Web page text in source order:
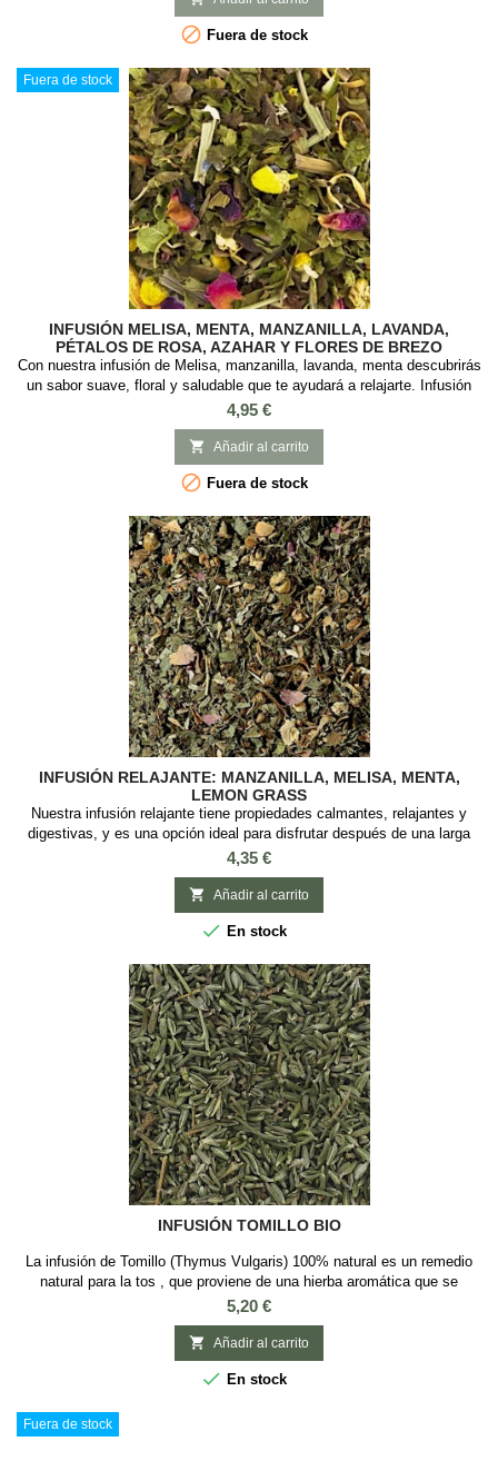
 Fuera de stock
Fuera de stock
INFUSIÓN MELISA, MENTA, MANZANILLA, LAVANDA,
PÉTALOS DE ROSA, AZAHAR Y FLORES DE BREZO
Con nuestra infusión de Melisa, manzanilla, lavanda, menta descubrirás
un sabor suave, floral y saludable que te ayudará a relajarte. Infusión
relajante de melisa con ingredientes naturales que te proporcionaran
momentos de calma. Sabor suave, floral y saludable, que te sentará
genial !. INGREDIENTES: Melisa, menta, hojas de mora, hierba de
limón, flores...
Precio
4,95 €
 Añadir al carrito
 Fuera de stock
INFUSIÓN RELAJANTE: MANZANILLA, MELISA, MENTA,
LEMON GRASS
Nuestra infusión relajante tiene propiedades calmantes, relajantes y
digestivas, y es una opción ideal para disfrutar después de una larga
jornada o antes de ir a dormir. Con nuestra infusión relajante de
manzanilla, hojas de mora, melisa, menta, hojas de fresa /avellana,
lavanda, lemon grass, flores de caléndula, pétalos de rosa, descubrirás
un sabor...
Precio
4,35 €
 Añadir al carrito
 En stock
INFUSIÓN TOMILLO BIO
La infusión de Tomillo (Thymus Vulgaris) 100% natural es un remedio
natural para la tos , que proviene de una hierba aromática que se
conoce desde hace siglos en la zona Mediterránea y es ideal para
combatir problemas respiratorios: bronquitis / tos / resfriados.
Ingredientes: Hojas de Tomillo ecológico El tomillo, a parte de su uso
en la preparación de...
Precio
5,20 €
 Añadir al carrito
 En stock
Fuera de stock